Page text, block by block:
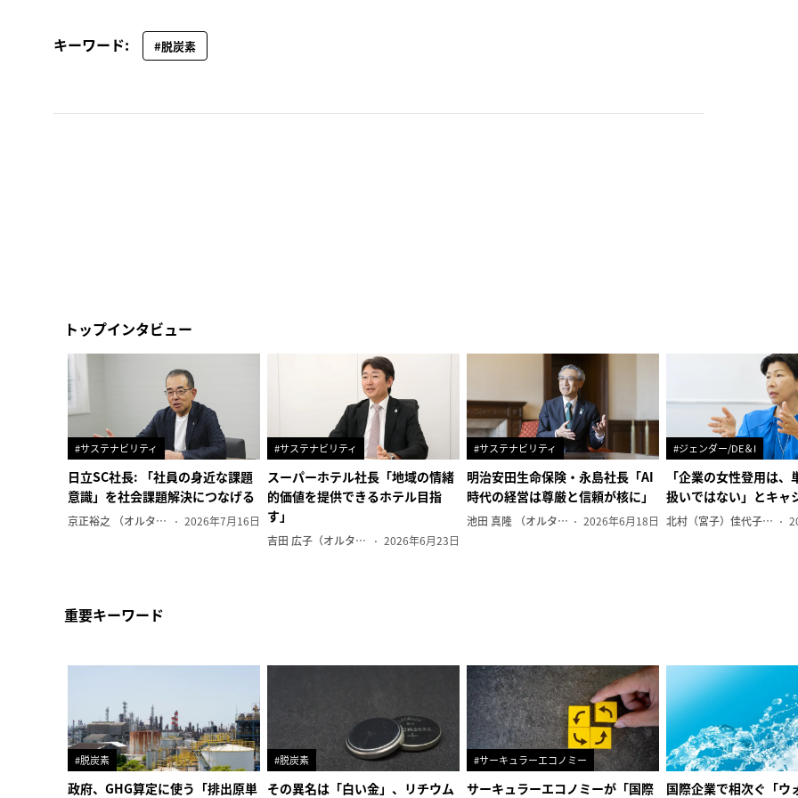
キーワード: #脱炭素
トップインタビュー
#サステナビリティ
日立SC社長: 「社員の身近な課題
意識」を社会課題解決につなげる
京正裕之 （オルタナ副編集長） 2026年7月16日
#サステナビリティ
スーパーホテル社長「地域の情緒
的価値を提供できるホテル目指
す」
吉田 広子（オルタナ輪番編集長） 2026年6月23日
#サステナビリティ
明治安田生命保険・永島社長「AI
時代の経営は尊厳と信頼が核に」
池田 真隆 （オルタナ輪番編集長） 2026年6月18日
#ジェンダー/DE＆I
「企業の女性登用は、
扱いではない」とキャ
北村（宮子）佳代子（オルタナ輪番編集長）
重要キーワード
#脱炭素
政府、GHG算定に使う「排出原単
#脱炭素
その異名は「白い金」、リチウム
#サーキュラーエコノミー
サーキュラーエコノミーが「国際 国際企業で相次ぐ「ウ